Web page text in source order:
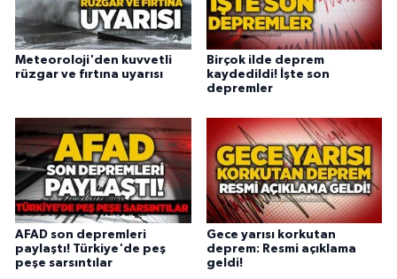
Meteoroloji'den kuvvetli
rüzgar ve fırtına uyarısı
Birçok ilde deprem
kaydedildi! İşte son
depremler
AFAD son depremleri
paylaştı! Türkiye'de peş
peşe sarsıntılar
Gece yarısı korkutan
deprem: Resmi açıklama
geldi!